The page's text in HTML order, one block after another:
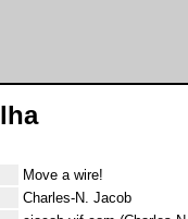
Move a wire!
Charles-N. Jacob